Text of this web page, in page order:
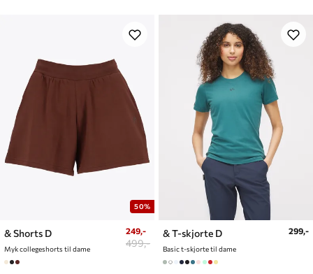
50%
& Shorts D
Myk collegeshorts til dame
249,-
499,-
& T-skjorte D
Basic t-skjorte til dame
299,-